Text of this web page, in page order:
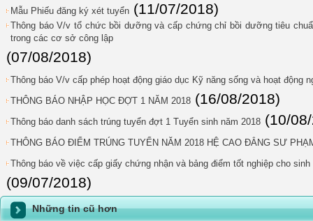
Mẫu Phiếu đăng ký xét tuyển (11/07/2018)
Thông báo V/v tổ chức bồi dưỡng và cấp chứng chỉ bồi dưỡng tiêu
trong các cơ sở công lập
(07/08/2018)
Thông báo V/v cấp phép hoạt động giáo dục Kỹ năng sống và hoạt động
THÔNG BÁO NHẬP HỌC ĐỢT 1 NĂM 2018 (16/08/2018)
Thông báo danh sách trúng tuyển đợt 1 Tuyển sinh năm 2018 (10/
THÔNG BÁO ĐIỂM TRÚNG TUYỂN NĂM 2018 HỆ CAO ĐẲNG SƯ
Thông báo về việc cấp giấy chứng nhận và bảng điểm tốt nghiệp cho
(09/07/2018)
Những tin cũ hơn